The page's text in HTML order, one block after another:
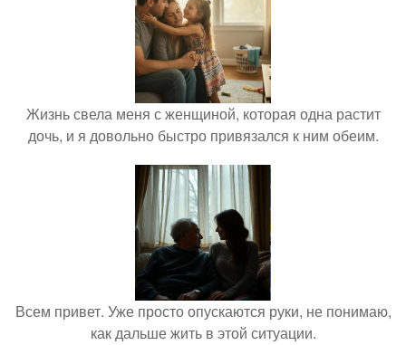
Жизнь свела меня с женщиной, которая одна растит
дочь, и я довольно быстро привязался к ним обеим.
Всем привет. Уже просто опускаются руки, не понимаю,
как дальше жить в этой ситуации.